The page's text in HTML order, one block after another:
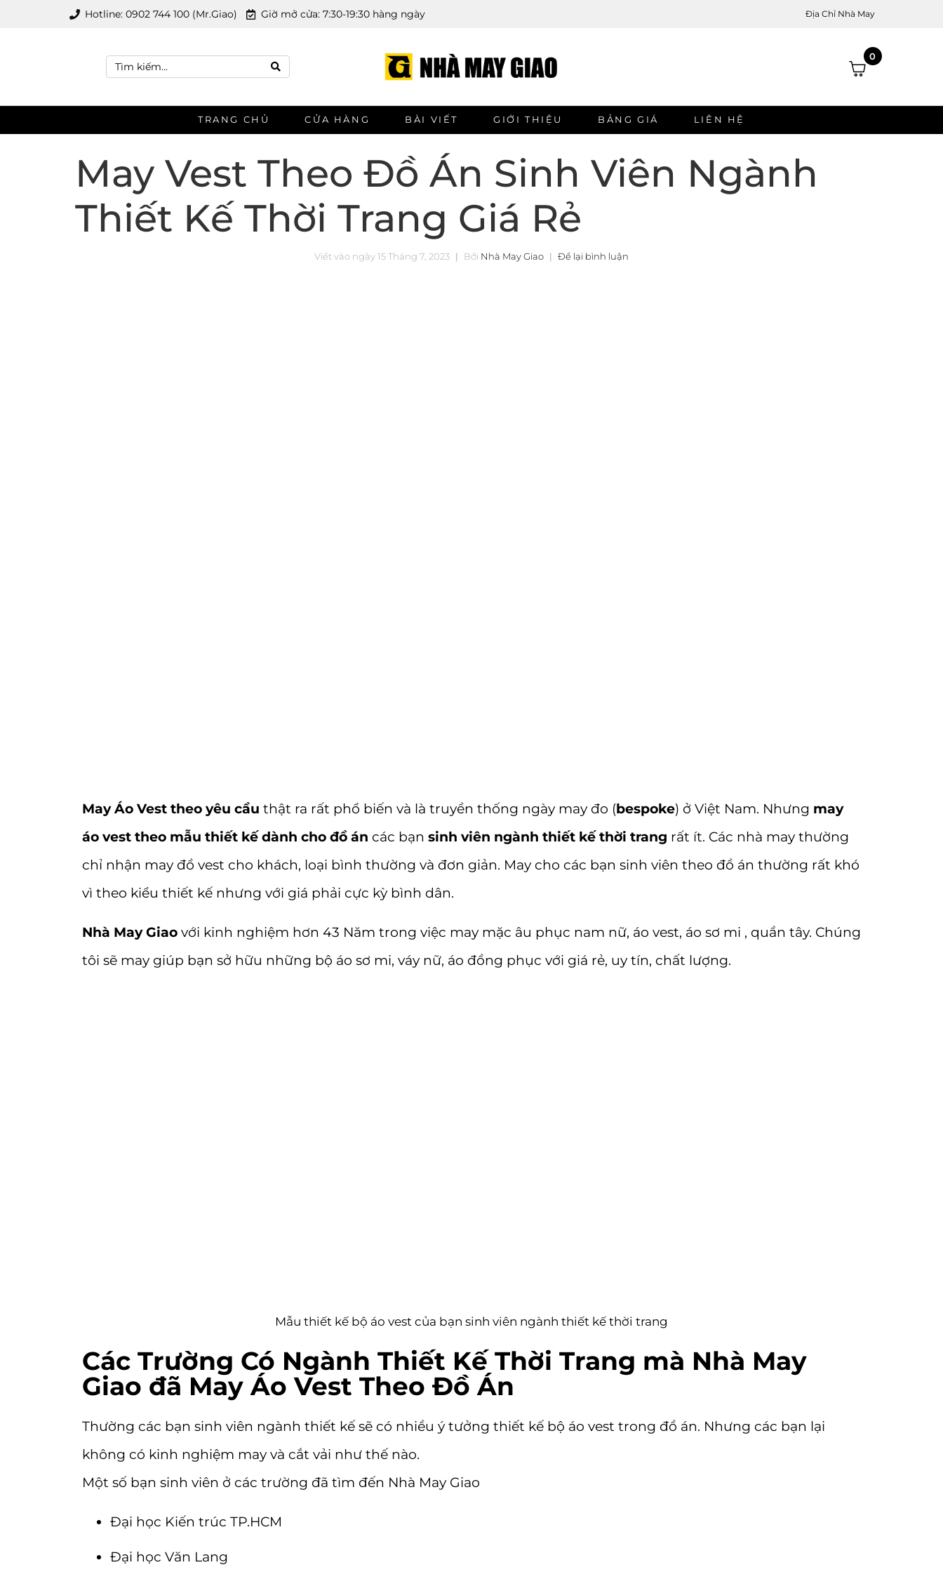
Hotline: 0902 744 100 (Mr.Giao) Giờ mở cửa: 7:30-19:30 hàng ngày Địa Chỉ Nhà May
0
TRANG CHỦ CỬA HÀNG BÀI VIẾT GIỚI THIỆU BẢNG GIÁ LIÊN HỆ
May Vest Theo Đồ Án Sinh Viên Ngành
Thiết Kế Thời Trang Giá Rẻ
Viết vào ngày15 Tháng 7, 2023 Bởi Nhà May Giao Để lại bình luận
May Áo Vest theo yêu cầu thật ra rất phổ biến và là truyền thống ngày may đo (bespoke) ở Việt Nam. Nhưng may
áo vest theo mẫu thiết kế dành cho đồ án các bạn sinh viên ngành thiết kế thời trang rất ít. Các nhà may thường
chỉ nhận may đồ vest cho khách, loại bình thường và đơn giản. May cho các bạn sinh viên theo đồ án thường rất khó
vì theo kiểu thiết kế nhưng với giá phải cực kỳ bình dân.
Nhà May Giao với kinh nghiệm hơn 43 Năm trong việc may mặc âu phục nam nữ, áo vest, áo sơ mi , quần tây. Chúng
tôi sẽ may giúp bạn sở hữu những bộ áo sơ mi, váy nữ, áo đồng phục với giá rẻ, uy tín, chất lượng.
Mẫu thiết kế bộ áo vest của bạn sinh viên ngành thiết kế thời trang
Các Trường Có Ngành Thiết Kế Thời Trang mà Nhà May
Giao đã May Áo Vest Theo Đồ Án
Thường các bạn sinh viên ngành thiết kế sẽ có nhiều ý tưởng thiết kế bộ áo vest trong đồ án. Nhưng các bạn lại
không có kinh nghiệm may và cắt vải như thế nào.
Một số bạn sinh viên ở các trường đã tìm đến Nhà May Giao
Đại học Kiến trúc TP.HCM
Đại học Văn Lang